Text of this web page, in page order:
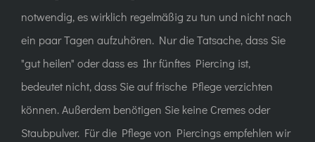
notwendig, es wirklich regelmäßig zu tun und nicht nach
ein paar Tagen aufzuhören. Nur die Tatsache, dass Sie
"gut heilen" oder dass es Ihr fünftes Piercing ist,
bedeutet nicht, dass Sie auf frische Pflege verzichten
können. Außerdem benötigen Sie keine Cremes oder
Staubpulver. Für die Pflege von Piercings empfehlen wir